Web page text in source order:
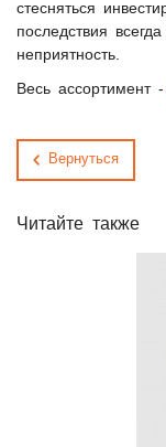
стесняться
последствия
неприятность.
Весь ассортимент -
Вернуться
Читайте также